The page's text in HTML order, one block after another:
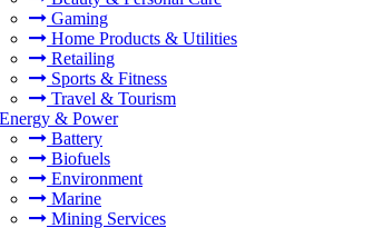
Gaming
Home Products & Utilities
Retailing
Sports & Fitness
Travel & Tourism
Energy & Power
Battery
Biofuels
Environment
Marine
Mining Services